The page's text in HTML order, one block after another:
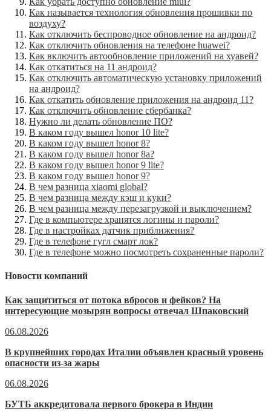
Как называется технология обновления прошивки по
воздуху?
Как отключить беспроводное обновление на андроид?
Как отключить обновления на телефоне huawei?
Как включить автообновление приложений на хуавей?
Как откатиться на 11 андроид?
Как отключить автоматическую установку приложений
на андроид?
Как откатить обновление приложения на андроид 11?
Как отключить обновление сбербанка?
Нужно ли делать обновление ПО?
В каком году вышел honor 10 lite?
В каком году вышел honor 8?
В каком году вышел honor 8a?
В каком году вышел honor 9 lite?
В каком году вышел honor 9?
В чем разница xiaomi global?
В чем разница между кэш и куки?
В чем разница между перезагрузкой и выключением?
Где в компьютере хранятся логины и пароли?
Где в настройках датчик приближения?
Где в телефоне гугл смарт лок?
Где в телефоне можно посмотреть сохраненные пароли?
Новости компаний
Как защититься от потока вбросов и фейков? На
интересующие мозырян вопросы отвечал Шпаковский
06.08.2026
В крупнейших городах Италии объявлен красный уровень
опасности из-за жары
06.08.2026
БУТБ аккредитовала первого брокера в Индии